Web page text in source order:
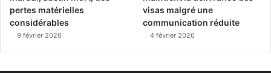
pertes matérielles
considérables
9 février 2026
visas malgré une
communication réduite
4 février 2026